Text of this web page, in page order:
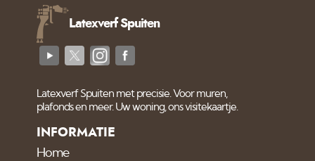
Latexverf Spuiten
Latexverf Spuiten met precisie. Voor muren,
plafonds en meer. Uw woning, ons visitekaartje.
INFORMATIE
Home